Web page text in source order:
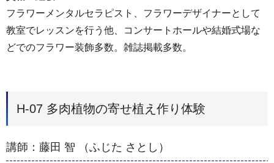
フラワーメンタルセラピスト、フラワーデザイナーとして
教室でレッスンを行う他、コンサートホールや結婚式場な
どでのフラワー装飾多数。雑誌掲載多数。
H-07 多肉植物の寄せ植え作り体験
講師：藤田 智 （ふじた さとし）